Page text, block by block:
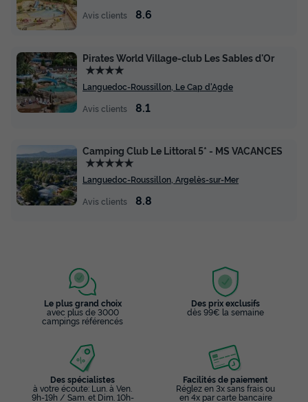
Avis clients
8.6
Pirates World Village-club Les Sables d'Or
★★★★
Languedoc-Roussillon, Le Cap d'Agde
Avis clients
8.1
Camping Club Le Littoral 5* - MS VACANCES
★★★★★
Languedoc-Roussillon, Argelès-sur-Mer
Avis clients
8.8
Le plus grand choix
avec plus de 3000
campings référencés
Des prix exclusifs
dès 99€ la semaine
Des spécialistes
à votre écoute: Lun. à Ven.
9h-19h / Sam. et Dim. 10h-
Facilités de paiement
Réglez en 3x sans frais ou
en 4x par carte bancaire